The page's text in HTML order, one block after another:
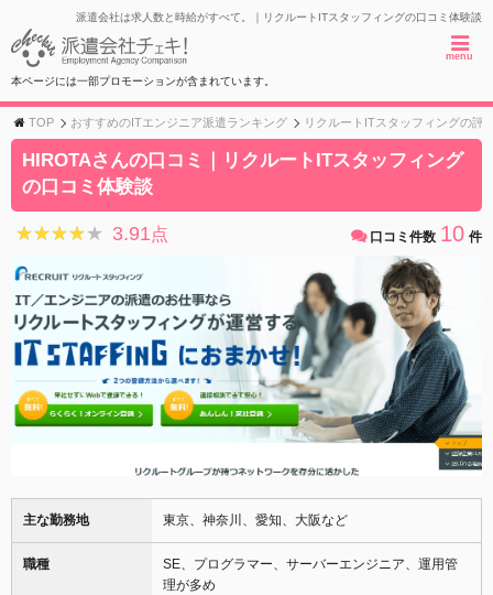
派遣会社は求人数と時給がすべて。｜リクルートITスタッフィングの口コミ体験談
menu
本ページには一部プロモーションが含まれています。
TOP おすすめのITエンジニア派遣ランキング リクルートITスタッフィングの評
HIROTAさんの口コミ｜リクルートITスタッフィング
の口コミ体験談
★★★★★
★★★★★ 3.91点 口コミ件数 10 件
主な勤務地 東京、神奈川、愛知、大阪など
職種
SE、プログラマー、サーバーエンジニア、運用管
理が多め